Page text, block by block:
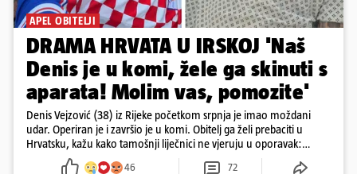
APEL OBITELJI
DRAMA HRVATA U IRSKOJ 'Naš
Denis je u komi, žele ga skinuti s
aparata! Molim vas, pomozite'
Denis Vejzović (38) iz Rijeke početkom srpnja je imao moždani
udar. Operiran je i završio je u komi. Obitelj ga želi prebaciti u
Hrvatsku, kažu kako tamošnji liječnici ne vjeruju u oporavak:
'Imamo 72 sata'
46 72